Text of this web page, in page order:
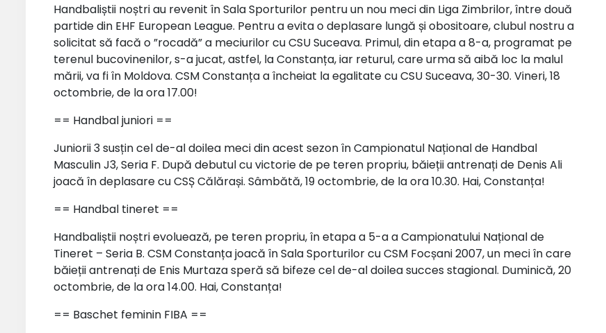
Handbaliștii noștri au revenit în Sala Sporturilor pentru un nou meci din Liga Zimbrilor, între două
partide din EHF European League. Pentru a evita o deplasare lungă și obositoare, clubul nostru a
solicitat să facă o ”rocadă” a meciurilor cu CSU Suceava. Primul, din etapa a 8-a, programat pe
terenul bucovinenilor, s-a jucat, astfel, la Constanța, iar returul, care urma să aibă loc la malul
mării, va fi în Moldova. CSM Constanța a încheiat la egalitate cu CSU Suceava, 30-30. Vineri, 18
octombrie, de la ora 17.00!
== Handbal juniori ==
Juniorii 3 susțin cel de-al doilea meci din acest sezon în Campionatul Național de Handbal
Masculin J3, Seria F. După debutul cu victorie de pe teren propriu, băieții antrenați de Denis Ali
joacă în deplasare cu CSȘ Călărași. Sâmbătă, 19 octombrie, de la ora 10.30. Hai, Constanța!
== Handbal tineret ==
Handbaliștii noștri evoluează, pe teren propriu, în etapa a 5-a a Campionatului Național de
Tineret – Seria B. CSM Constanța joacă în Sala Sporturilor cu CSM Focșani 2007, un meci în care
băieții antrenați de Enis Murtaza speră să bifeze cel de-al doilea succes stagional. Duminică, 20
octombrie, de la ora 14.00. Hai, Constanța!
== Baschet feminin FIBA ==